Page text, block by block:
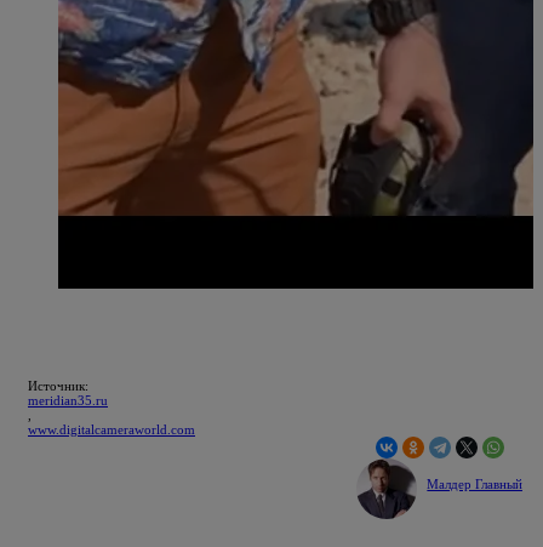
Источник:
meridian35.ru
www.digitalcameraworld.com
Малдер Главный